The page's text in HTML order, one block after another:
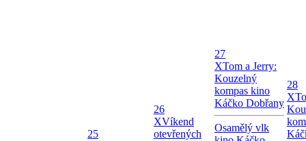
25
26
XVíkend
otevřených
27
XTom a Jerry:
Kouzelný
kompas kino
Káčko Dobřany
Osamělý vlk
28
X